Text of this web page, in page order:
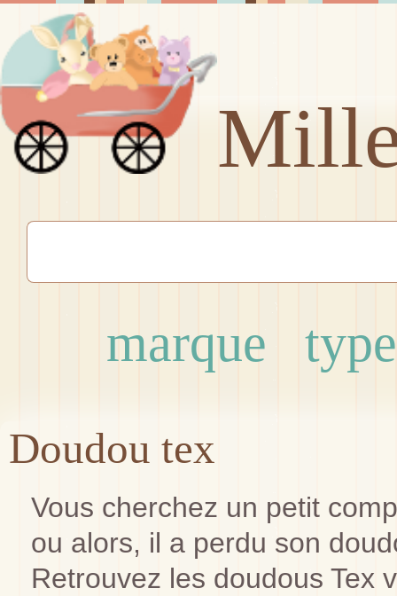
marque type
Doudou tex
Vous cherchez un petit
ou alors, il a perdu son
Retrouvez les doudous Tex